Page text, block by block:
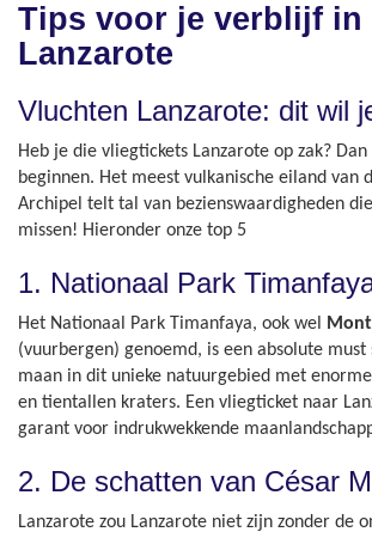
Tips voor je verblijf in
Lanzarote
Vluchten Lanzarote: dit wil
Heb je die vliegtickets Lanzarote op zak?
beginnen. Het meest vulkanische eiland van
Archipel telt tal van bezienswaardigheden
missen! Hieronder onze top 5
1. Nationaal Park
Het Nationaal Park Timanfaya, ook wel
(vuurbergen) genoemd, is een absolute must
maan in dit unieke natuurgebied met
en tientallen kraters. Een vliegticket naar
garant voor indrukwekkende
2. De schatten van César
Lanzarote zou Lanzarote niet zijn zonder de